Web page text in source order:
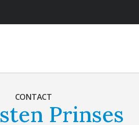
CONTACT
Prinses